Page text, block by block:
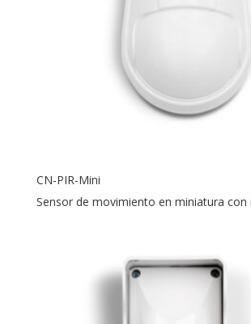
CN-PIR-Mini
Sensor de movimiento en miniatura con